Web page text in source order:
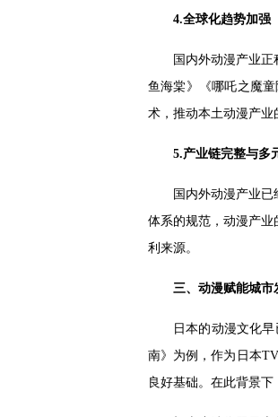
4.全球化趋势加强
国内外动漫产业
鱼海棠》《哪吒之魔
术，推动本土动漫产业
5.产业链完整与多
国内外动漫产业
体系的规范，动漫产
利来源。
三、 动漫赋能城市
日本的动漫文化
南》为例，作为日本
良好基础。在此背景下